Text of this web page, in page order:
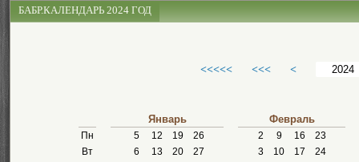
БАБР.КАЛЕНДАРЬ 2024 ГОД
<<<<< <<< <
Пн
Вт
Январь
5 12 19
26
6
13 20
27
Февраль
2 9 16
23
3
10 17
24